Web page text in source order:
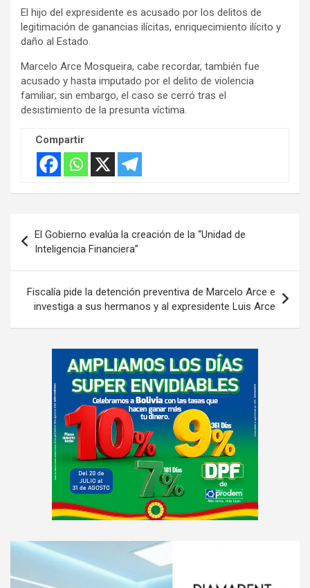
e
n
:
El hijo del expresidente es acusado por los delitos de
legitimación de ganancias ilícitas, enriquecimiento ilícito y
daño al Estado.
Marcelo Arce Mosqueira, cabe recordar, también fue
acusado y hasta imputado por el delito de violencia
familiar; sin embargo, el caso se cerró tras el
desistimiento de la presunta víctima.
Compartir
de
entradas
El Gobierno evalúa la creación de la “Unidad de
Inteligencia Financiera”
Fiscalía pide la detención preventiva de Marcelo Arce e
investiga a sus hermanos y al expresidente Luis Arce
e
A